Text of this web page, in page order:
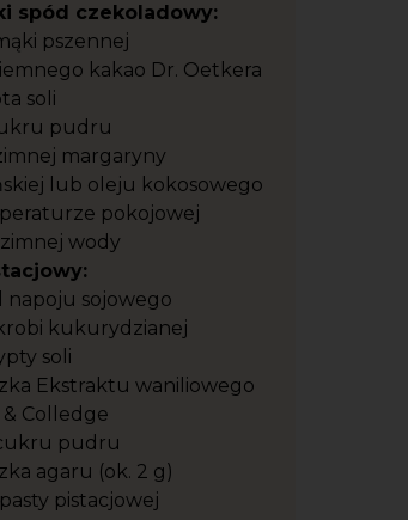
spód czekoladowy:
pszennej
kakao Dr. Oetkera
soli
pudru
margaryny
lub oleju kokosowego
pokojowej
zimnej wody
napoju sojowego
kukurydzianej
soli
Ekstraktu waniliowego
Colledge
pudru
agaru (ok. 2 g)
pistacjowej